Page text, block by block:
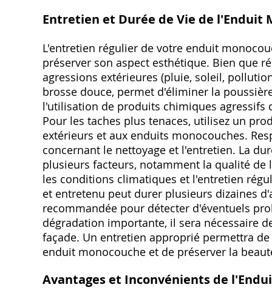
Entretien et Durée de Vie de l'Enduit
L'entretien régulier de votre enduit
préserver son aspect esthétique. Bien que
agressions extérieures (pluie, soleil,
brosse douce, permet d'éliminer la
l'utilisation de produits chimiques
Pour les taches plus tenaces, utilisez un
extérieurs et aux enduits monocouches.
concernant le nettoyage et l'entretien. La
plusieurs facteurs, notamment la qualité
les conditions climatiques et l'entretien
et entretenu peut durer plusieurs dizaines
recommandée pour détecter d'éventuels
dégradation importante, il sera nécessaire
façade. Un entretien approprié permettra
enduit monocouche et de préserver la
Avantages et Inconvénients de